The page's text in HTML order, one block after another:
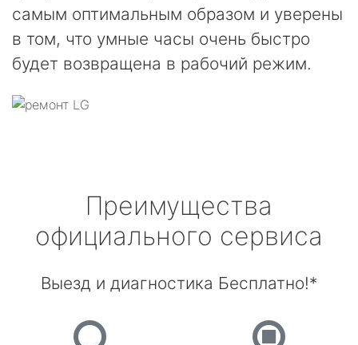
самым оптимальным образом и уверены
в том, что умные часы очень быстро
будет возвращена в рабочий режим.
Преимущества
официального сервиса
Выезд и диагностика Бесплатно!*